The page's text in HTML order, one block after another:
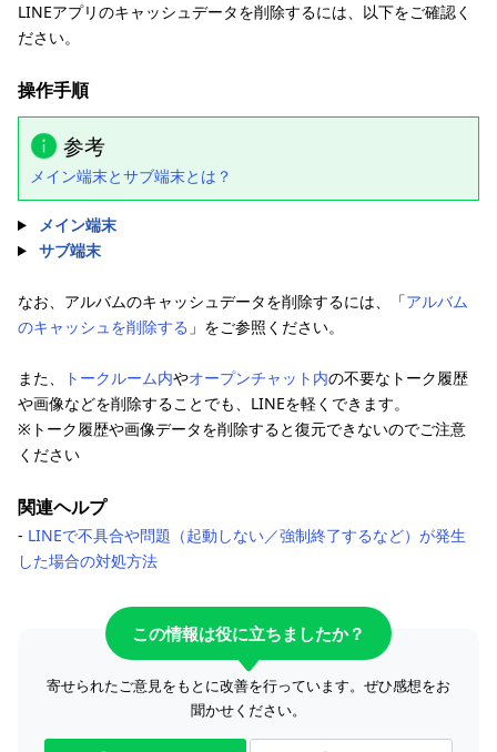
LINEアプリのキャッシュデータを削除するには、以下をご確認く
ださい。
操作手順
参考
メイン端末とサブ端末とは？
メイン端末
サブ端末
なお、アルバムのキャッシュデータを削除するには、「アルバム
のキャッシュを削除する 」をご参照ください。
また、 トークルーム内やオープンチャット内の不要なトーク履歴
や画像などを削除することでも、LINEを軽くできます。
※トーク履歴や画像データを削除すると復元できないのでご注意
ください
関連ヘルプ
‐ LINEで不具合や問題（起動しない／強制終了するなど）が発生
した場合の対処方法
この情報は役に立ちましたか？
寄せられたご意見をもとに改善を行っています。ぜひ感想をお
聞かせください。